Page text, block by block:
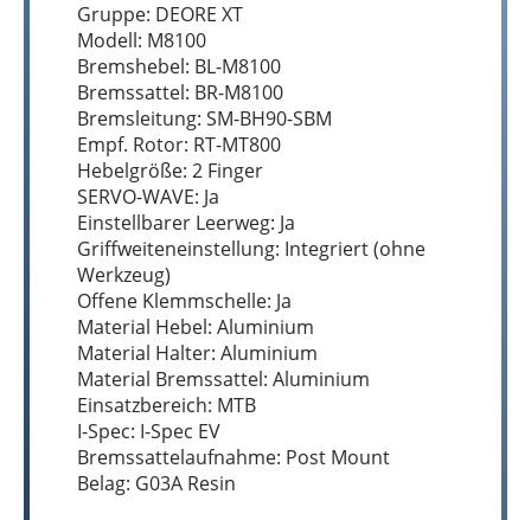
Gruppe: DEORE XT
Modell: M8100
Bremshebel: BL-M8100
Bremssattel: BR-M8100
Bremsleitung: SM-BH90-SBM
Empf. Rotor: RT-MT800
Hebelgröße: 2 Finger
SERVO-WAVE: Ja
Einstellbarer Leerweg: Ja
Griffweiteneinstellung: Integriert (ohne
Werkzeug)
Offene Klemmschelle: Ja
Material Hebel: Aluminium
Material Halter: Aluminium
Material Bremssattel: Aluminium
Einsatzbereich: MTB
I-Spec: I-Spec EV
Bremssattelaufnahme: Post Mount
Belag: G03A Resin